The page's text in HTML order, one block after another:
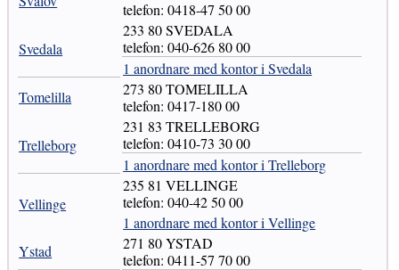
telefon: 0418-47 50 00
Svedala
233 80 SVEDALA
telefon: 040-626 80 00
1 anordnare med kontor i Svedala
Tomelilla
273 80 TOMELILLA
telefon: 0417-180 00
Trelleborg
231 83 TRELLEBORG
telefon: 0410-73 30 00
1 anordnare med kontor i Trelleborg
Vellinge
235 81 VELLINGE
telefon: 040-42 50 00
1 anordnare med kontor i Vellinge
Ystad
271 80 YSTAD
telefon: 0411-57 70 00